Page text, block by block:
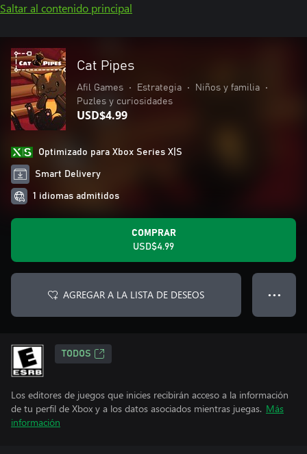
Saltar al contenido principal
Cat Pipes
Afil Games • Estrategia • Niños y familia
•
Puzles y curiosidades
USD$4.99
Optimizado para Xbox Series X|S
Smart Delivery
1 idiomas admitidos
COMPRAR
USD$4.99
AGREGAR A LA LISTA DE DESEOS ● ● ●
TODOS
Los editores de juegos que inicies recibirán acceso a la información
de tu perfil de Xbox y a los datos asociados mientras juegas. Más
información